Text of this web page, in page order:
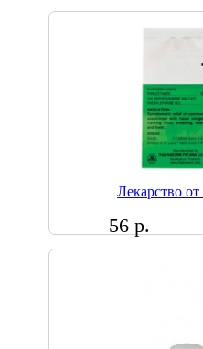
Лекарство
56 р.